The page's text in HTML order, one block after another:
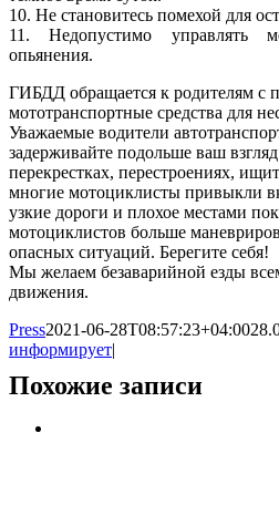
10. Не становитесь помехой для
11. Недопустимо управлять
опьянения.
ГИБДД обращается к родителям с
мототранспортные средства для
Уважаемые водители
задерживайте подольше ваш
перекрестках, перестроениях,
многие мотоциклисты привыкли
узкие дороги и плохое местами
мотоциклистов больше
опасных ситуаций. Берегите себя!
Мы желаем безаварийной езды
движения.
Press2021-06-28T08:57:23+04:00
информирует|
Похожие записи